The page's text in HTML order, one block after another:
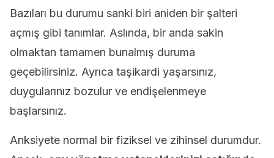
Bazıları bu durumu sanki biri aniden bir şalteri
açmış gibi tanımlar. Aslında, bir anda sakin
olmaktan tamamen bunalmış duruma
geçebilirsiniz. Ayrıca taşikardi yaşarsınız,
duygularınız bozulur ve endişelenmeye
başlarsınız.
Anksiyete normal bir fiziksel ve zihinsel durumdur.